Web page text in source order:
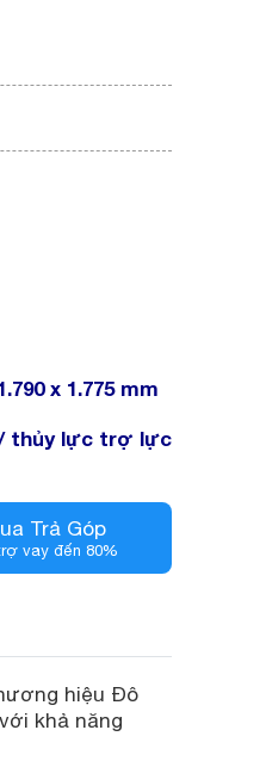
x 1.775 mm
thủy lực trợ lực
Trả Góp
vay đến 80%
hiệu Đô
khả năng